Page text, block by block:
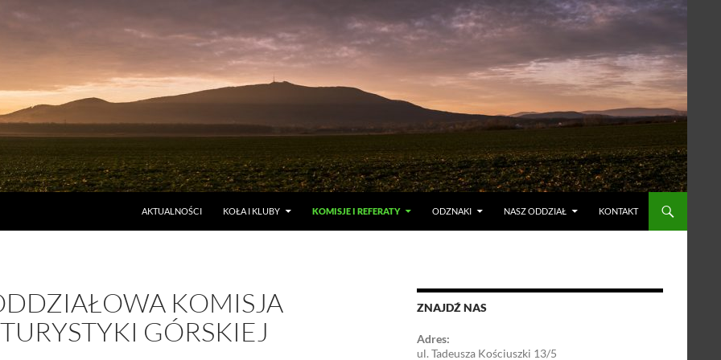
AKTUALNOŚCI KOŁA I KLUBY KOMISJE I REFERATY ODZNAKI NASZ ODDZIAŁ KONTAKT
KOMISJA
TURYSTYKI GÓRSKIEJ
ZNAJDŹ NAS
Adres:
ul. Tadeusza Kościuszki 13/5